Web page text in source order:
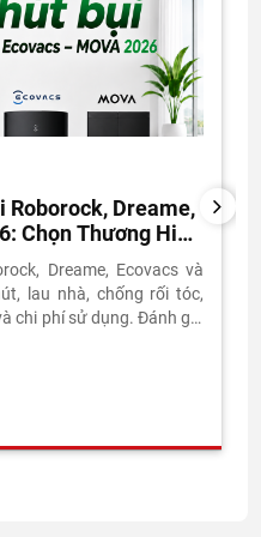
Roborock, Dreame,
Chọn Thương Hiệu
Dreame, Ecovacs và
lau nhà, chống rối tóc,
chi phí sử dụng. Đánh giá
NEXT